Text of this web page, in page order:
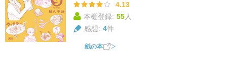
4.13
本棚登録: 55人
感想: 4件
紙の本